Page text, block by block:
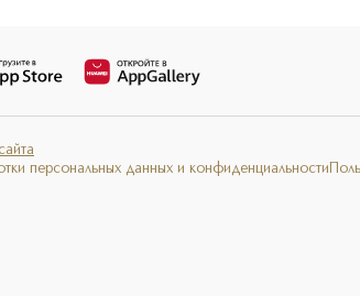
персональных данных и конфиденциальности